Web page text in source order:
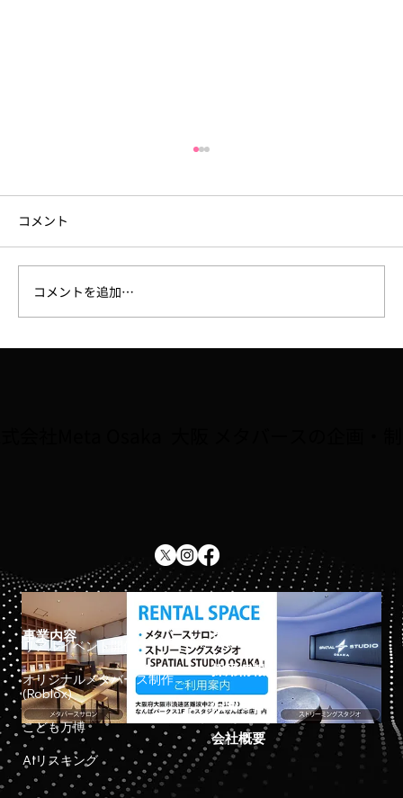
コメント
コメントを追加…
事業内容
リアルイベント開催
オリジナルメタバース制作
(Roblox)
こども万博
AIリスキング
ホーム
採用情報
お知らせ
会社概要